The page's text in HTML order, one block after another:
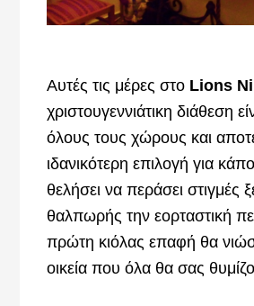
Αυτές τις μέρες στο Lions
χριστουγεννιάτικη διάθεση
όλους τους χώρους και
ιδανικότερη επιλογή για
θελήσει να περάσει στιγμές
θαλπωρής την εορταστική
πρώτη κιόλας επαφή θα
οικεία που όλα θα σας